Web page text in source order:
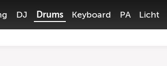
DJ Drums Keyboard PA Licht